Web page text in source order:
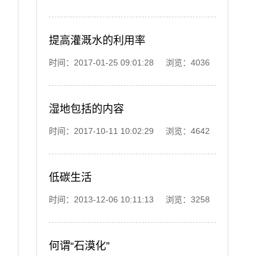
提高灌溉水的利用率
时间：2017-01-25 09:01:28 浏览：4036
湿地包括的内容
时间：2017-10-11 10:02:29 浏览：4642
低碳生活
时间：2013-12-06 10:11:13 浏览：3258
何谓“石漠化”